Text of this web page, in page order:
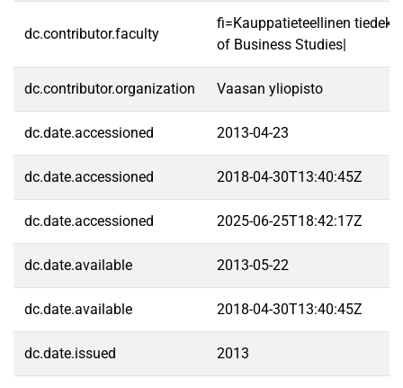
dc.contributor.faculty
fi=Kauppatieteellinen
of Business Studies|
dc.contributor.organization Vaasan yliopisto
dc.date.accessioned 2013-04-23
dc.date.accessioned 2018-04-30T13:40:45Z
dc.date.accessioned 2025-06-25T18:42:17Z
dc.date.available 2013-05-22
dc.date.available 2018-04-30T13:40:45Z
dc.date.issued 2013